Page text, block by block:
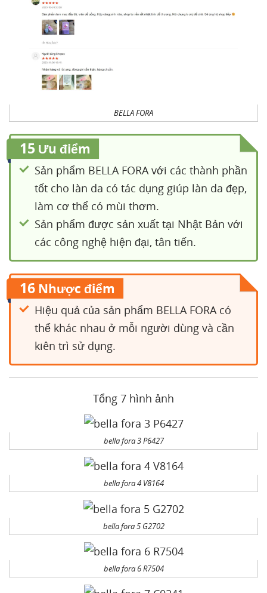
BELLA FORA
15 Ưu điểm
Sản phẩm BELLA FORA với các thành phần
tốt cho làn da có tác dụng giúp làn da đẹp,
làm cơ thể có mùi thơm.
Sản phẩm được sản xuất tại Nhật Bản với
các công nghệ hiện đại, tân tiến.
16 Nhược điểm
Hiệu quả của sản phẩm BELLA FORA có
thể khác nhau ở mỗi người dùng và cần
kiên trì sử dụng.
Tổng 7 hình ảnh
bella fora 3 P6427
bella fora 4 V8164
bella fora 5 G2702
bella fora 6 R7504